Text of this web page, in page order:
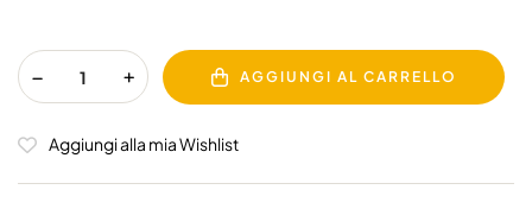
AGGIUNGI AL CARRELLO
Aggiungi alla mia Wishlist